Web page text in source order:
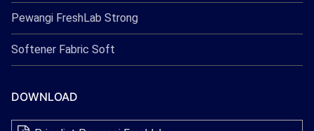
Pewangi FreshLab Strong
Softener Fabric Soft
DOWNLOAD